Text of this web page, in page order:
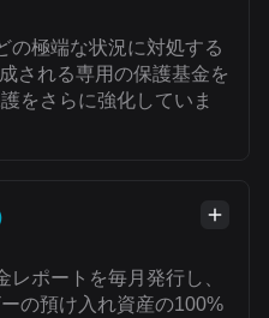
の極端な状況に対処する
される専用の保護基金を
をさらに強化していま
ポートを毎月発行し、
の預け入れ資産の100%